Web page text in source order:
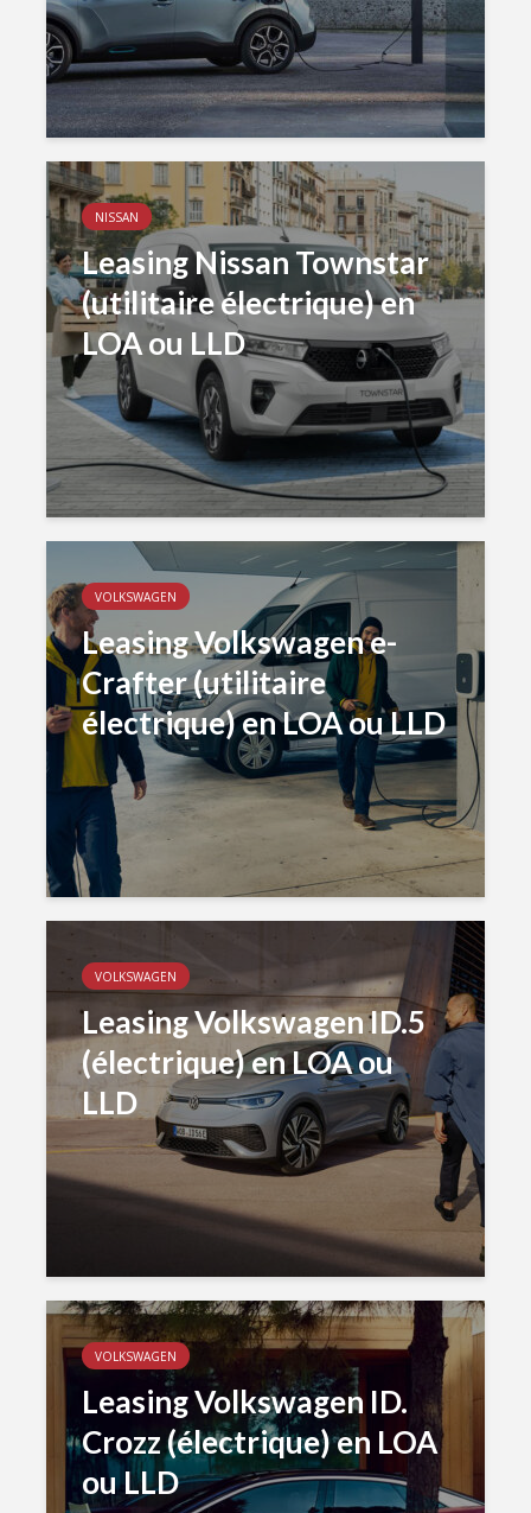
NISSAN
Leasing Nissan Townstar
(utilitaire électrique) en
LOA ou LLD
VOLKSWAGEN
Leasing Volkswagen e-
Crafter (utilitaire
électrique) en LOA ou LLD
VOLKSWAGEN
Leasing Volkswagen ID.5
(électrique) en LOA ou
LLD
VOLKSWAGEN
Leasing Volkswagen ID.
Crozz (électrique) en LOA
ou LLD